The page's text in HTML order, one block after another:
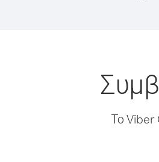
Το Viber